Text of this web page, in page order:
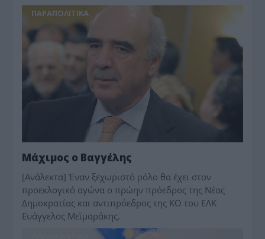
ΠΑΡΑΠΟΛΙΤΙΚΑ
Μάχιμος ο Βαγγέλης
[Ανάλεκτα] Έναν ξεχωριστό ρόλο θα έχει στον
προεκλογικό αγώνα ο πρώην πρόεδρος της Νέας
Δημοκρατίας και αντιπρόεδρος της ΚΟ του ΕΛΚ
Ευάγγελος Μεϊμαράκης.